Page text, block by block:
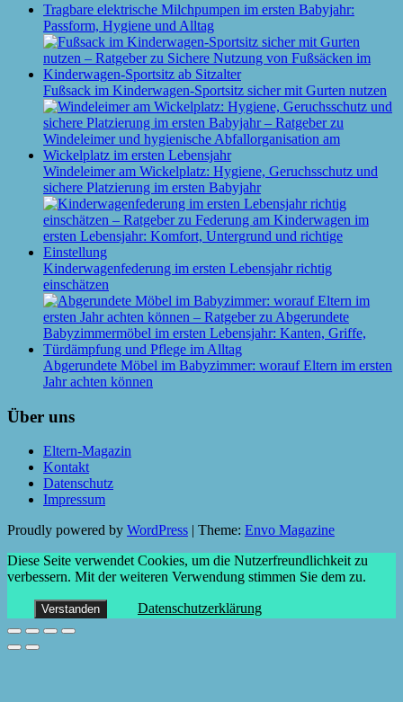
Tragbare elektrische Milchpumpen im ersten Babyjahr:
Passform, Hygiene und Alltag
Fußsack im Kinderwagen-Sportsitz sicher mit Gurten nutzen
Windeleimer am Wickelplatz: Hygiene, Geruchsschutz und
sichere Platzierung im ersten Babyjahr
Kinderwagenfederung im ersten Lebensjahr richtig
einschätzen
Abgerundete Möbel im Babyzimmer: worauf Eltern im ersten
Jahr achten können
Über uns
Eltern-Magazin
Kontakt
Datenschutz
Impressum
Proudly powered by WordPress Theme: Envo Magazine
Diese Seite verwendet Cookies, um die Nutzerfreundlichkeit zu
verbessern. Mit der weiteren Verwendung stimmen Sie dem zu.
Verstanden Datenschutzerklärung